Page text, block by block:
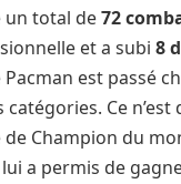
un total de72
et a subi 8
Pacman est passé
Ce n’est
Champion du
lui a permis de